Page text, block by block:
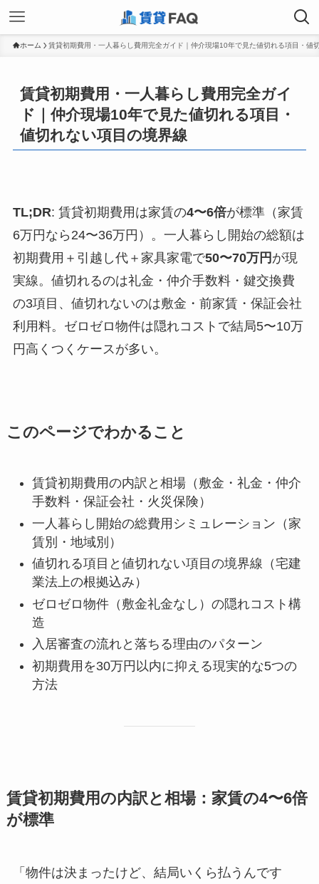
ホーム 賃貸初期費用・一人暮らし費用完全ガイド｜仲介現場10年で見た値切れる項目・値
賃貸初期費用・一人暮らし費用完全ガイ
ド｜仲介現場10年で見た値切れる項目・
値切れない項目の境界線
TL;DR: 賃貸初期費用は家賃の4〜6倍が標準（家賃
6万円なら24〜36万円）。一人暮らし開始の総額は
初期費用＋引越し代＋家具家電で50〜70万円 が現
実線。値切れるのは礼金・仲介手数料・鍵交換費
の3項目、値切れないのは敷金・前家賃・保証会社
利用料。ゼロゼロ物件は隠れコストで結局5〜10万
円高くつくケースが多い。
このページでわかること
賃貸初期費用の内訳と相場（敷金・礼金・仲介
手数料・保証会社・火災保険）
一人暮らし開始の総費用シミュレーション（家
賃別・地域別）
値切れる項目と値切れない項目の境界線（宅建
業法上の根拠込み）
ゼロゼロ物件（敷金礼金なし）の隠れコスト構
造
入居審査の流れと落ちる理由のパターン
初期費用を30万円以内に抑える現実的な5つの
方法
賃貸初期費用の内訳と相場：家賃の4〜6倍
が標準
「物件は決まったけど、結局いくら払うんです